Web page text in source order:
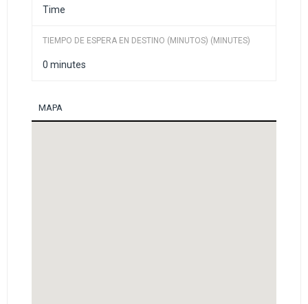
TIEMPO DE ESPERA EN DESTINO (MINUTOS) (MINUTES)
MAPA